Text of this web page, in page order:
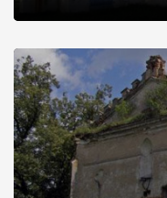
Межиріцький монастир-
Сприятливі кліматичні
лікувальні торфові
найголовніші